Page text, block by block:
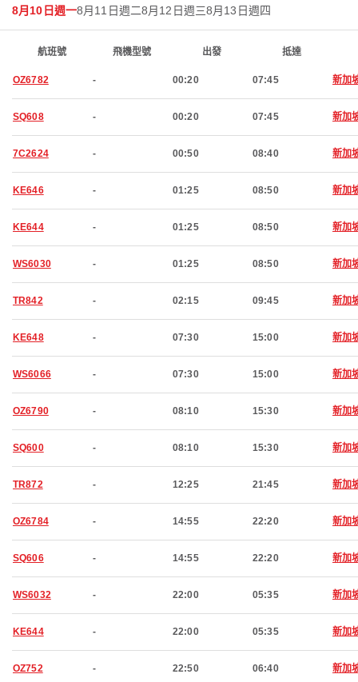
8月10日週一8月11日週二8月12日週三8月13日週四
航班號 飛機型號 出發 抵達
OZ6782 - 00:20 07:45 新加
SQ608 - 00:20 07:45 新加
7C2624 - 00:50 08:40 新加
KE646 - 01:25 08:50 新加
KE644 - 01:25 08:50 新加
WS6030 - 01:25 08:50 新加
TR842 - 02:15 09:45 新加
KE648 - 07:30 15:00 新加
WS6066 - 07:30 15:00 新加
OZ6790 - 08:10 15:30 新加
SQ600 - 08:10 15:30 新加
TR872 - 12:25 21:45 新加
OZ6784 - 14:55 22:20 新加
SQ606 - 14:55 22:20 新加
WS6032 - 22:00 05:35 新加
KE644 - 22:00 05:35 新加
OZ752 - 22:50 06:40 新加